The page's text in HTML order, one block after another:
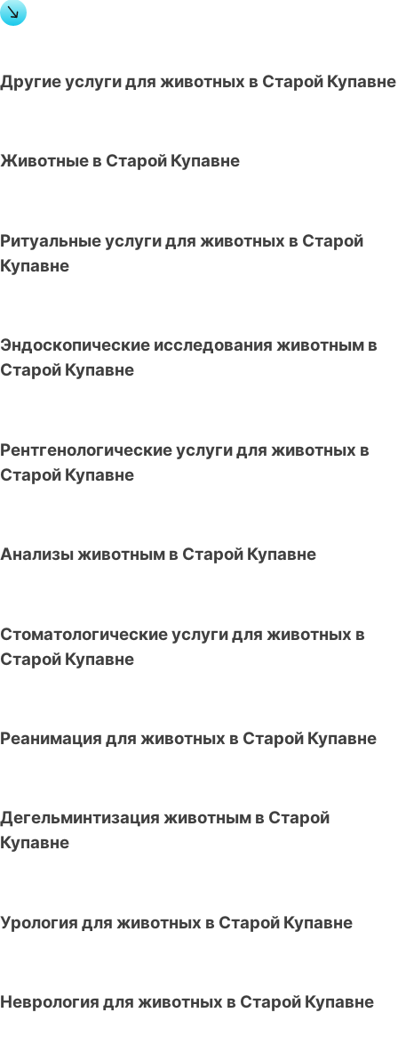
Другие услуги для животных в Старой Купавне
Животные в Старой Купавне
Ритуальные услуги для животных в Старой
Купавне
Эндоскопические исследования животным в
Старой Купавне
Рентгенологические услуги для животных в
Старой Купавне
Анализы животным в Старой Купавне
Стоматологические услуги для животных в
Старой Купавне
Реанимация для животных в Старой Купавне
Дегельминтизация животным в Старой
Купавне
Урология для животных в Старой Купавне
Неврология для животных в Старой Купавне